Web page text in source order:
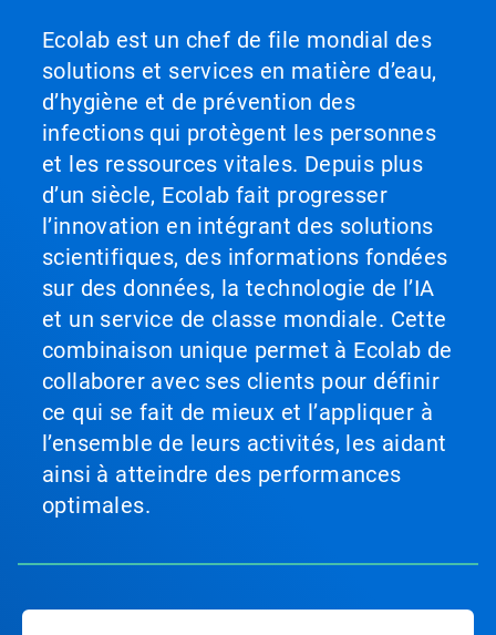
Ecolab est un chef de file mondial des
solutions et services en matière d’eau,
d’hygiène et de prévention des
infections qui protègent les personnes
et les ressources vitales. Depuis plus
d’un siècle, Ecolab fait progresser
l’innovation en intégrant des solutions
scientifiques, des informations fondées
sur des données, la technologie de l’IA
et un service de classe mondiale. Cette
combinaison unique permet à Ecolab de
collaborer avec ses clients pour définir
ce qui se fait de mieux et l’appliquer à
l’ensemble de leurs activités, les aidant
ainsi à atteindre des performances
optimales.